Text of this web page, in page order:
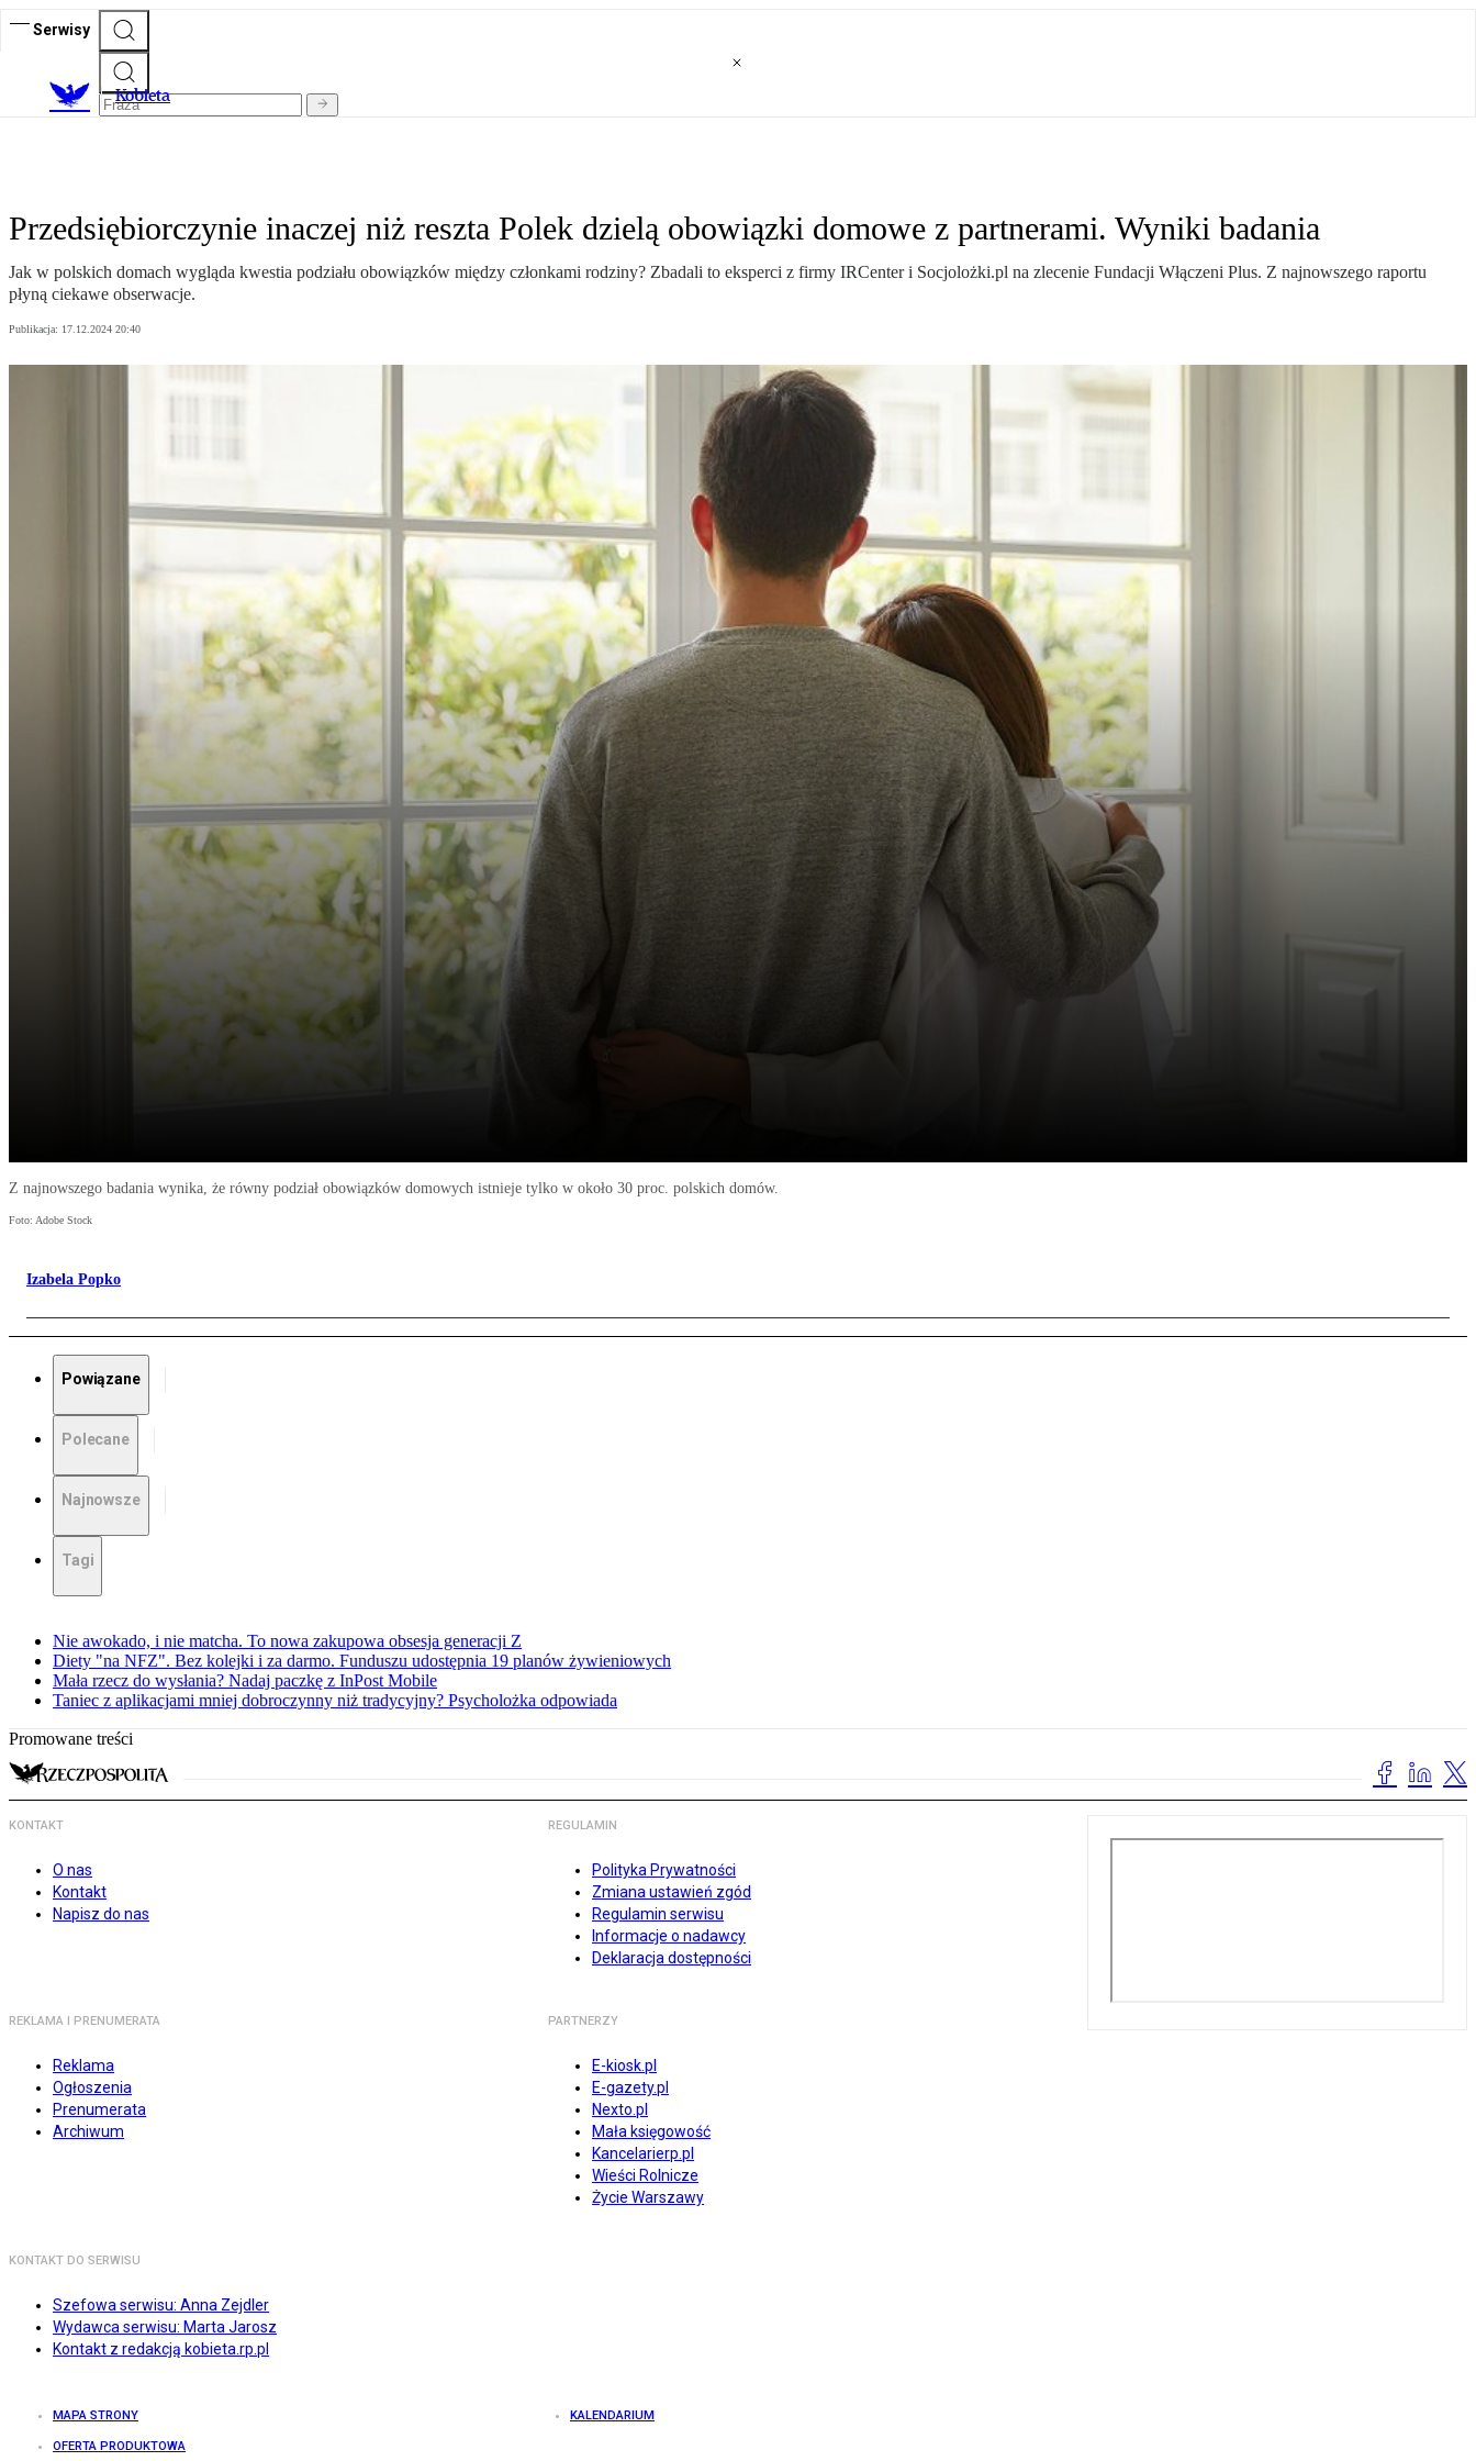
Serwisy
Kobieta
Przedsiębiorczynie inaczej niż reszta Polek dzielą obowiązki domowe z partnerami. Wyniki badania
Jak w polskich domach wygląda kwestia podziału obowiązków między członkami rodziny? Zbadali to eksperci z firmy IRCenter i Socjolożki.pl na zlecenie Fundacji Włączeni Plus. Z najnowszego raportu
płyną ciekawe obserwacje.
Publikacja: 17.12.2024 20:40
Z najnowszego badania wynika, że równy podział obowiązków domowych istnieje tylko w około 30 proc. polskich domów.
Foto: Adobe Stock
Izabela Popko
Powiązane
Polecane
Najnowsze
Tagi
Nie awokado, i nie matcha. To nowa zakupowa obsesja generacji Z
Diety "na NFZ". Bez kolejki i za darmo. Funduszu udostępnia 19 planów żywieniowych
Mała rzecz do wysłania? Nadaj paczkę z InPost Mobile
Taniec z aplikacjami mniej dobroczynny niż tradycyjny? Psycholożka odpowiada
Promowane treści
KONTAKT
O nas
Kontakt
Napisz do nas
REGULAMIN
Polityka Prywatności
Zmiana ustawień zgód
Regulamin serwisu
Informacje o nadawcy
Deklaracja dostępności
REKLAMA I PRENUMERATA
Reklama
Ogłoszenia
Prenumerata
Archiwum
PARTNERZY
E-kiosk.pl
E-gazety.pl
Nexto.pl
Mała księgowość
Kancelarierp.pl
Wieści Rolnicze
Życie Warszawy
KONTAKT DO SERWISU
Szefowa serwisu: Anna Zejdler
Wydawca serwisu: Marta Jarosz
Kontakt z redakcją kobieta.rp.pl
MAPA STRONY KALENDARIUM
OFERTA PRODUKTOWA